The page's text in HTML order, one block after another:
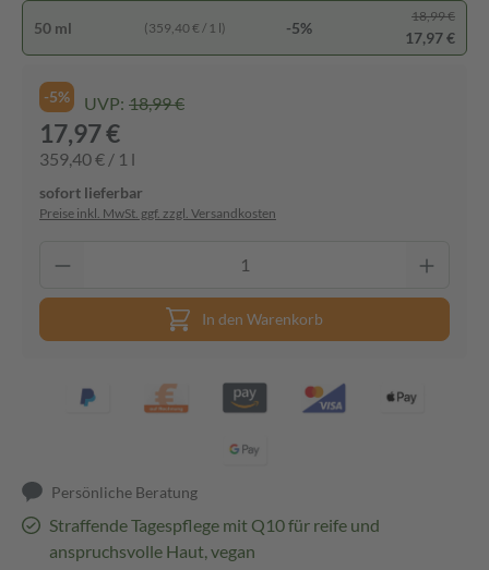
50 ml (359,40 € / 1 l) -5%
18,99 €
17,97 €
-5% UVP: 18,99 €
17,97 €
359,40 € / 1 l
sofort lieferbar
Preise inkl. MwSt. ggf. zzgl. Versandkosten
In den Warenkorb
Persönliche Beratung
Straffende Tagespflege mit Q10 für reife und
anspruchsvolle Haut, vegan